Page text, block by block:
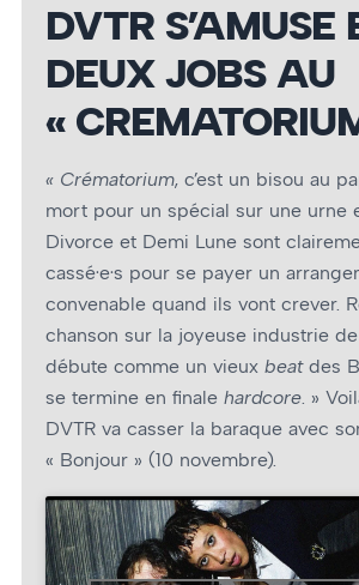
DVTR S’AMUSE
DEUX JOBS AU
«
« Crématorium, c’est un bisou au
mort pour un spécial sur une urne
Divorce et Demi Lune sont
cassé·e·s pour se payer un
convenable quand ils vont crever.
chanson sur la joyeuse industrie
débute comme un vieux beatdes
se termine en finale hardcore. »
DVTR va casser la baraque avec
« Bonjour » (10 novembre).